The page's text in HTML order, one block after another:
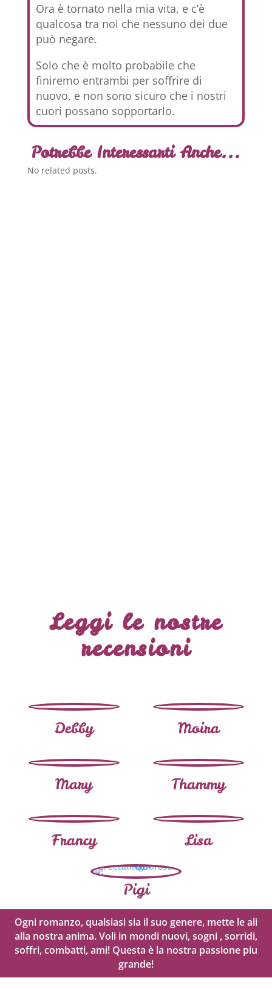
Ora è tornato nella mia vita, e c’è
qualcosa tra noi che nessuno dei due
può negare.
Solo che è molto probabile che
finiremo entrambi per soffrire di
nuovo, e non sono sicuro che i nostri
cuori possano sopportarlo.
Potrebbe Interessarti Anche...
No related posts.
Leggi le nostre
recensioni
Debby Moira
Mary Thammy
Francy Lisa
Pigi
Ogni romanzo, qualsiasi sia il suo genere, mette le ali
alla nostra anima. Voli in mondi nuovi, sogni , sorridi,
soffri, combatti, ami! Questa è la nostra passione piu
grande!